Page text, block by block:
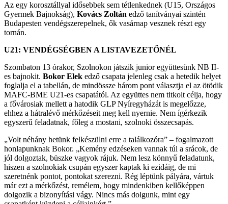
Az egy korosztállyal idősebbek sem tétlenkednek (U15, Országos
Gyermek Bajnokság), Kovács Zoltán edző tanítványai szintén
Budapesten vendégszerepelnek, ők vasárnap vesznek részt egy
tornán.
U21: VENDÉGSÉGBEN A LISTAVEZETŐNÉL
Szombaton 13 órakor, Szolnokon játszik junior együttesünk NB II-
es bajnokit. Bokor Elek edző csapata jelenleg csak a hetedik helyet
foglalja el a tabellán, de mindössze három pont választja el az ötödik
MAFC-BME U21-es csapatától. Az együttes nem titkolt célja, hogy
a fővárosiak mellett a hatodik GLP Nyíregyházát is megelőzze,
ehhez a hátralévő mérkőzéseit meg kell nyernie. Nem ígérkezik
egyszerű feladatnak, főleg a mostani, szolnoki összecsapás.
„Volt néhány hetünk felkészülni erre a találkozóra” – fogalmazott
honlapunknak Bokor. „Kemény edzéseken vannak túl a srácok, de
jól dolgoztak, büszke vagyok rájuk. Nem lesz könnyű feladatunk,
hiszen a szolnokiak csupán egyszer kaptak ki ezidáig, de mi
szeretnénk pontot, pontokat szerezni. Rég léptünk pályára, vártuk
már ezt a mérkőzést, remélem, hogy mindenkiben kellőképpen
dolgozik a bizonyítási vágy. Nincs más dolgunk, mint egy